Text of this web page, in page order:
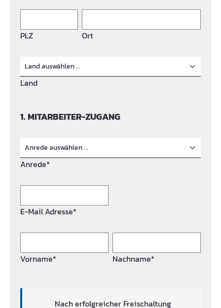
PLZ Ort
Land
1. MITARBEITER-ZUGANG
Anrede*
E-Mail Adresse*
Vorname* Nachname*
Nach erfolgreicher Freischaltung